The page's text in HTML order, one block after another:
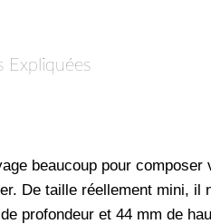
Expliquées
beaucoup pour
De taille réellement mini,
profondeur et 44 mm de